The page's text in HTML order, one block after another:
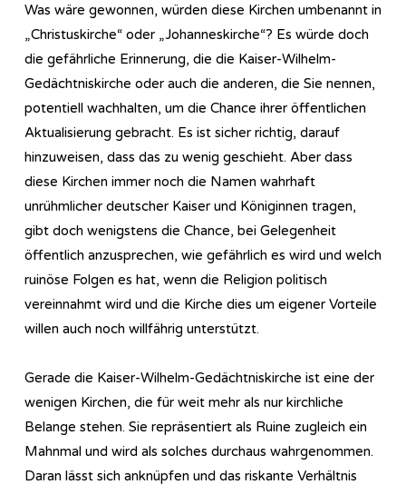
Was wäre gewonnen, würden diese Kirchen umbenannt in
„Christuskirche“ oder „Johanneskirche“? Es würde doch
die gefährliche Erinnerung, die die Kaiser-Wilhelm-
Gedächtniskirche oder auch die anderen, die Sie nennen,
potentiell wachhalten, um die Chance ihrer öffentlichen
Aktualisierung gebracht. Es ist sicher richtig, darauf
hinzuweisen, dass das zu wenig geschieht. Aber dass
diese Kirchen immer noch die Namen wahrhaft
unrühmlicher deutscher Kaiser und Königinnen tragen,
gibt doch wenigstens die Chance, bei Gelegenheit
öffentlich anzusprechen, wie gefährlich es wird und welch
ruinöse Folgen es hat, wenn die Religion politisch
vereinnahmt wird und die Kirche dies um eigener Vorteile
willen auch noch willfährig unterstützt.
Gerade die Kaiser-Wilhelm-Gedächtniskirche ist eine der
wenigen Kirchen, die für weit mehr als nur kirchliche
Belange stehen. Sie repräsentiert als Ruine zugleich ein
Mahnmal und wird als solches durchaus wahrgenommen.
Daran lässt sich anknüpfen und das riskante Verhältnis